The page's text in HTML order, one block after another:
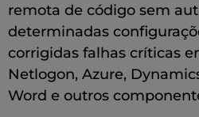
remota de código sem
determinadas
corrigidas falhas críticas
Netlogon, Azure,
Word e outros